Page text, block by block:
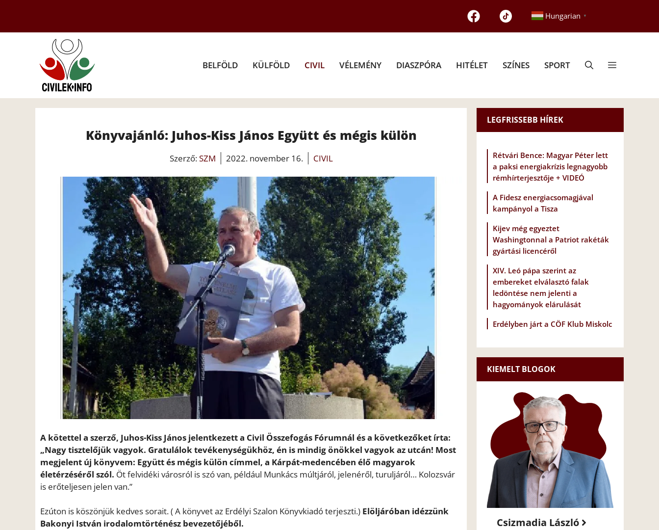
tartalomba
Hungarian ▼
BELFÖLD KÜLFÖLD CIVIL VÉLEMÉNY DIASZPÓRA HITÉLET SZÍNES SPORT
Könyvajánló: Juhos-Kiss János Együtt és mégis külön
Szerző:SZM 2022. november 16. CIVIL
A kötettel a szerző, Juhos-Kiss János jelentkezett a Civil Összefogás Fórumnál és a következőket írta:
„Nagy tisztelőjük vagyok. Gratulálok tevékenységükhöz, én is mindig önökkel vagyok az utcán! Most
megjelent új könyvem: Együtt és mégis külön címmel, a Kárpát-medencében élő magyarok
életérzéséről szól. Öt felvidéki városról is szó van, például Munkács múltjáról, jelenéről, turuljáról… Kolozsvár
is erőteljesen jelen van.”
Ezúton is köszönjük kedves sorait. ( A könyvet az Erdélyi Szalon Könyvkiadó terjeszti.) Elöljáróban idézzünk
Bakonyi István irodalomtörténész bevezetőjéből.
LEGFRISSEBB HÍREK
Rétvári Bence: Magyar Péter lett
a paksi energiakrízis legnagyobb
rémhírterjesztője + VIDEÓ
A Fidesz energiacsomagjával
kampányol a Tisza
Kijev még egyeztet
Washingtonnal a Patriot rakéták
gyártási licencéről
XIV. Leó pápa szerint az
embereket elválasztó falak
ledöntése nem jelenti a
hagyományok elárulását
Erdélyben járt a CÖF Klub Miskolc
KIEMELT BLOGOK
Csizmadia László